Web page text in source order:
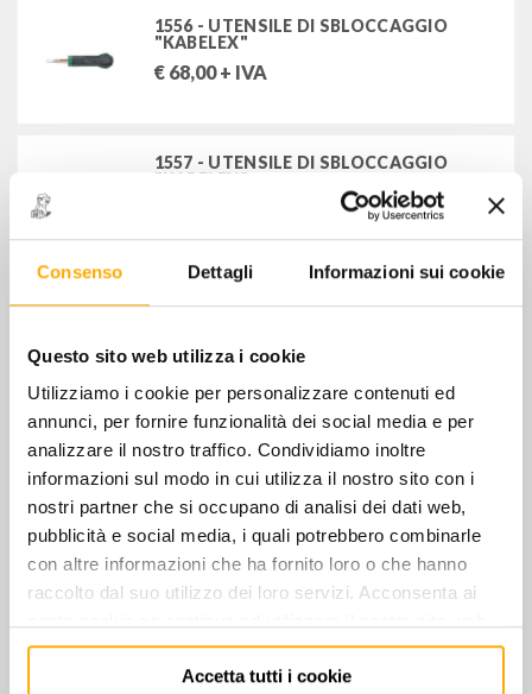
Consenso Dettagli Informazioni sui cookie
Questo sito web utilizza i cookie
Utilizziamo i cookie per personalizzare contenuti ed
annunci, per fornire funzionalità dei social media e per
analizzare il nostro traffico. Condividiamo inoltre
informazioni sul modo in cui utilizza il nostro sito con i
nostri partner che si occupano di analisi dei dati web,
pubblicità e social media, i quali potrebbero combinarle
con altre informazioni che ha fornito loro o che hanno
raccolto dal suo utilizzo dei loro servizi. Acconsenta ai
Accetta tutti i cookie
1556 - UTENSILE DI SBLOCCAGGIO
"KABELEX"
€ 68,00+ IVA
1557 - UTENSILE DI SBLOCCAGGIO
"KABELEX"
€ 58,00 + IVA
1559 - UTENSILE DI SBLOCCAGGIO
"KABELEX"
€60,00 + IVA
1574 - UTENSILE DI SBLOCCAGGIO
"KABELEX"